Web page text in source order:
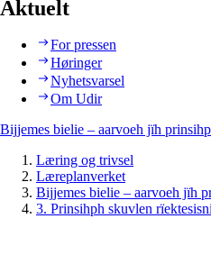
Aktuelt
For pressen
Høringer
Nyhetsvarsel
Om Udir
Bijjemes bielie – aarvoeh jïh
Læring og trivsel
Læreplanverket
Bijjemes bielie – aarvoeh jïh
3. Prinsihph skuvlen